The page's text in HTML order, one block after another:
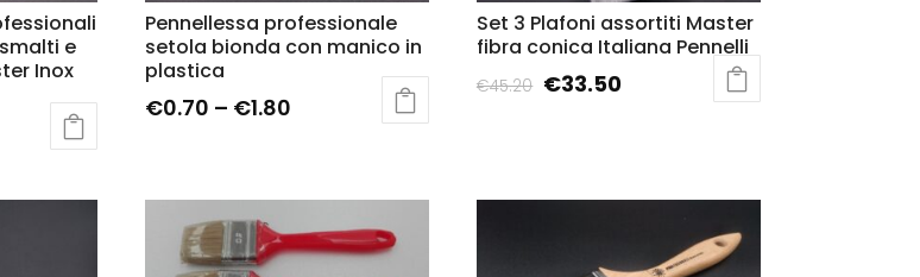
e
Inox
Pennellessa professionale
setola bionda con manico in
plastica
€0.70 – €1.80
Set 3 Plafoni assortiti Master
fibra conica Italiana Pennelli
€45.20 €33.50